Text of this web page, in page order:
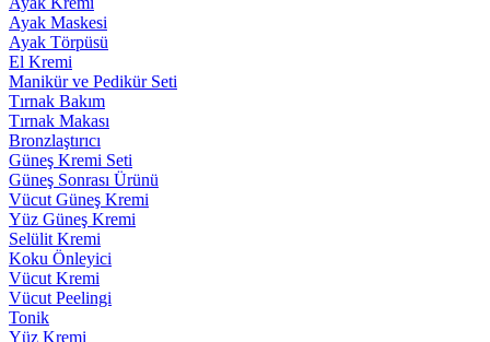
Ayak Maskesi
Ayak Törpüsü
El Kremi
Manikür ve Pedikür Seti
Tırnak Bakım
Tırnak Makası
Bronzlaştırıcı
Güneş Kremi Seti
Güneş Sonrası Ürünü
Vücut Güneş Kremi
Yüz Güneş Kremi
Selülit Kremi
Koku Önleyici
Vücut Kremi
Vücut Peelingi
Tonik
Yüz Kremi